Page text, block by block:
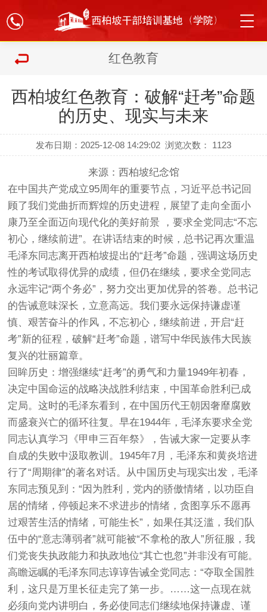
红色教育
西柏坡红色教育：破解“赶考”命题
的历史、现实与未来
发布日期：2025-12-08 14:29:02 浏览次数： 1123
来源：西柏坡纪念馆
在中国共产党成立95周年的重要节点，习近平总书记回
顾了我们党曲折而辉煌的历史进程，展望了走向全面小
康乃至全面迈向现代化的美好前景 ，要求全党同志“不忘
初心，继续前进”。在讲话结束的时候，总书记再次重温
毛泽东同志离开西柏坡提出的“赶考”命题，强调这场历史
性的考试取得优异的成绩，但仍在继续，要求全党同志
永远牢记“两个务必”，努力交出更加优异的答卷。总书记
的告诫意味深长，立意高远。我们要永远保持谦虚谨
慎、艰苦奋斗的作风，不忘初心，继续前进，开启“赶
考”新的征程，破解“赶考”命题，谱写中华民族伟大民族
复兴的壮丽篇章。
回眸历史：增强继续“赶考”的勇气和力量1949年初春，
决定中国命运的战略决战胜利结束，中国革命胜利已成
定局。这时的毛泽东看到，在中国历代王朝因奢靡腐败
而盛衰兴亡的循环往复。早在1944年，毛泽东要求全党
同志认真学习《甲申三百年祭》，告诫大家一定要从李
自成的失败中汲取教训。1945年7月，毛泽东和黄炎培进
行了“周期律”的著名对话。从中国历史与现实出发，毛泽
东同志预见到：“因为胜利，党内的骄傲情绪，以功臣自
居的情绪，停顿起来不求进步的情绪，贪图享乐不愿再
过艰苦生活的情绪，可能生长”，如果任其泛滥，我们队
伍中的“意志薄弱者”就可能被“不拿枪的敌人”所征服，我
们党丧失执政能力和执政地位“其亡也忽”并非没有可能。
高瞻远瞩的毛泽东同志谆谆告诫全党同志：“夺取全国胜
利，这只是万里长征走完了第一步。……这一点现在就
必须向党内讲明白，务必使同志们继续地保持谦虚、谨